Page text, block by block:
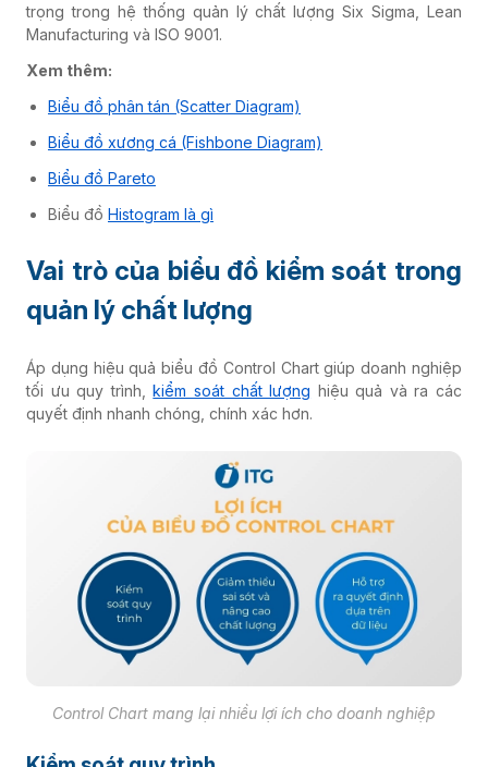
trọng trong hệ thống quản lý chất lượng Six Sigma, Lean
Manufacturing và ISO 9001.
Xem thêm:
Biểu đồ phân tán (Scatter Diagram)
Biểu đồ xương cá (Fishbone Diagram)
Biểu đồ Pareto
Biểu đồ Histogram là gì
Vai trò của biểu đồ kiểm soát trong
quản lý chất lượng
Áp dụng hiệu quả biểu đồ Control Chart giúp doanh nghiệp
tối ưu quy trình,kiểm soát chất lượng hiệu quả và ra các
quyết định nhanh chóng, chính xác hơn.
Control Chart mang lại nhiều lợi ích cho doanh nghiệp